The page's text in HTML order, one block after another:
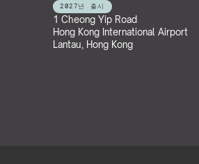
2027년 출시
1 Cheong Yip Road
Hong Kong International Airport
Lantau, Hong Kong